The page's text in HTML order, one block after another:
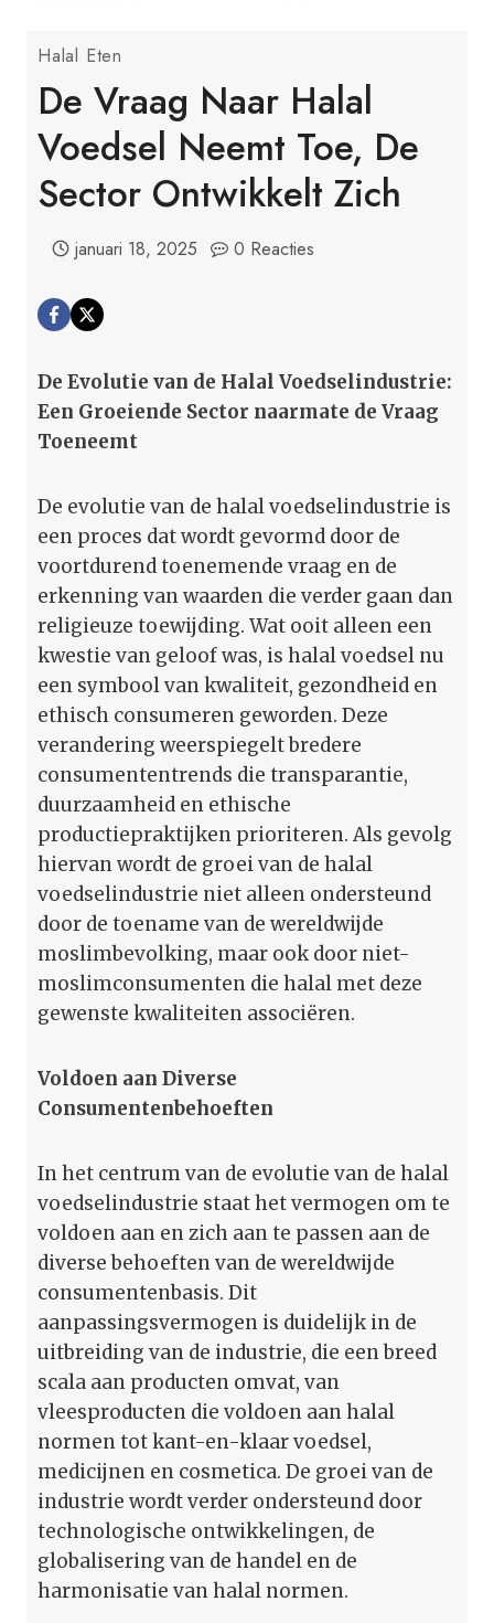
Halal Eten
De Vraag Naar Halal
Voedsel Neemt Toe, De
Sector Ontwikkelt Zich
januari 18, 2025 0 Reacties
De Evolutie van de Halal Voedselindustrie:
Een Groeiende Sector naarmate de Vraag
Toeneemt
De evolutie van de halal voedselindustrie is
een proces dat wordt gevormd door de
voortdurend toenemende vraag en de
erkenning van waarden die verder gaan dan
religieuze toewijding. Wat ooit alleen een
kwestie van geloof was, is halal voedsel nu
een symbool van kwaliteit, gezondheid en
ethisch consumeren geworden. Deze
verandering weerspiegelt bredere
consumententrends die transparantie,
duurzaamheid en ethische
productiepraktijken prioriteren. Als gevolg
hiervan wordt de groei van de halal
voedselindustrie niet alleen ondersteund
door de toename van de wereldwijde
moslimbevolking, maar ook door niet-
moslimconsumenten die halal met deze
gewenste kwaliteiten associëren.
Voldoen aan Diverse
Consumentenbehoeften
In het centrum van de evolutie van de halal
voedselindustrie staat het vermogen om te
voldoen aan en zich aan te passen aan de
diverse behoeften van de wereldwijde
consumentenbasis. Dit
aanpassingsvermogen is duidelijk in de
uitbreiding van de industrie, die een breed
scala aan producten omvat, van
vleesproducten die voldoen aan halal
normen tot kant-en-klaar voedsel,
medicijnen en cosmetica. De groei van de
industrie wordt verder ondersteund door
technologische ontwikkelingen, de
globalisering van de handel en de
harmonisatie van halal normen.